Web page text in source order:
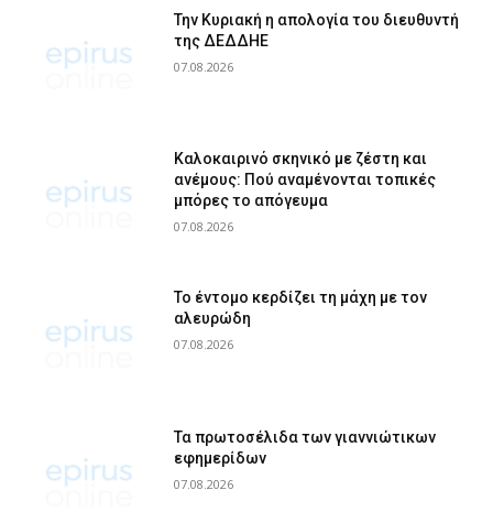
Την Κυριακή η απολογία του διευθυντή
της ΔΕΔΔΗΕ
07.08.2026
Καλοκαιρινό σκηνικό με ζέστη και
ανέμους: Πού αναμένονται τοπικές
μπόρες το απόγευμα
07.08.2026
Το έντομο κερδίζει τη μάχη με τον
αλευρώδη
07.08.2026
Τα πρωτοσέλιδα των γιαννιώτικων
εφημερίδων
07.08.2026